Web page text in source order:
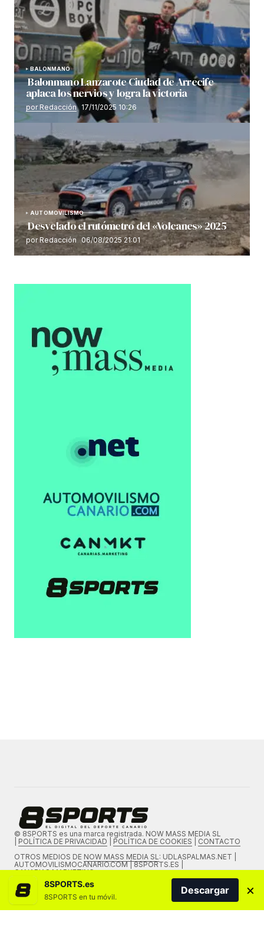
BALONMANO
Balonmano Lanzarote Ciudad de Arrecife
aplaca los nervios y logra la victoria
por Redacción 17/11/2025 10:26
AUTOMOVILISMO
Desvelado el rutómetro del «Volcanes» 2025
por Redacción 06/08/2025 21:01
© 8SPORTS es una marca registrada. NOW MASS MEDIA SL
POLÍTICA DE PRIVACIDAD POLÍTICA DE COOKIES
CONTACTO
OTROS MEDIOS DE NOW MASS MEDIA SL: UDLASPALMAS.NET |
AUTOMOVILISMOCANARIO.COM | 8SPORTS.ES |
CANARIAS.MARKETING
8SPORTS.es
8SPORTS en tu móvil.
Descargar ×